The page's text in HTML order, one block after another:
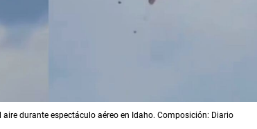
durante espectáculo aéreo en Idaho. Composición: Diario